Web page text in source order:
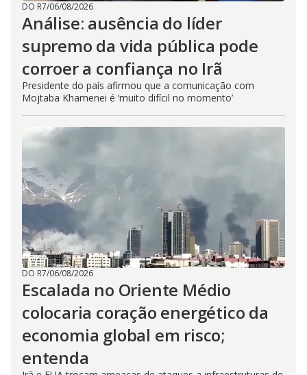
DO R7/06/08/2026
Análise: ausência do líder
supremo da vida pública pode
corroer a confiança no Irã
Presidente do país afirmou que a comunicação com
Mojtaba Khamenei é ‘muito difícil no momento’
DO R7/06/08/2026
Escalada no Oriente Médio
colocaria coração energético da
economia global em risco;
entenda